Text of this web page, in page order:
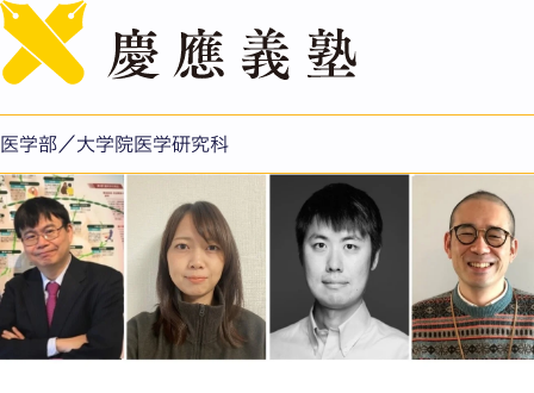
医学部／大学院医学研究科
1: エピゲノム編集技術によりプラダー・ウィリー症候群の